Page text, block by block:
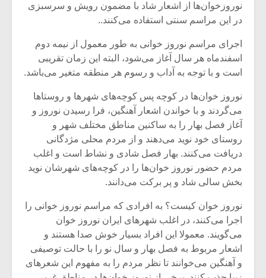
نوروزخوان‌ها از اشعار شاد با مضمون رویش و سرسبزی
در این مراسم سنتی استفاده می‌کنند..
اجرای مراسم نوروز خوانی به‌ طور معمول از نیمه دوم
اسفندماه هر سال آغاز می‌شود، البته این زمان تقریبی
است و با توجه به آداب و رسوم هر منطقه متغیر می‌باشد.
نوروز خوان‌ها در کوچه‌ پس‌ کوچه‌های شهرها و روستاها
می‌گردند و با خواندن اشعار آهنگین، فرا رسیدن نوروز و
آغاز فصل بهار را به ساکنین مناطق مختلف شهر و
روستای خود نوید می‌دهند و از مردم محلی مژدگانی
دریافت می‌کنند. بهار فصل شادی و نشاط است و اغلب
مردم حضور نوروز خوان‌ها را در کوچه‌های شهرشان نوید
بخش سالی شاد و پر برکت می‌دانند.
نوروز خوان کیست؟ به افرادی که مراسم نوروز خوانی را
اجرا می‌کنند، در اغلب شهرهای ایران نوروز خوان
می‌گویند. معمولا این افراد بسیار خوش صدا هستند و
اشعار مربوط به فصل بهار و سال نو را با حالت توصیفی
و آهنگین می‌خوانند تا نظر مردم را به مفهوم این شعرهای
میکلوش روژا
یادداشتی بر موسیقی
شیش و نیم»
اگر نمی توانی
مشهورترین باشی،
بدنام ترین باش
موریس ژار
دوره
موسیقی